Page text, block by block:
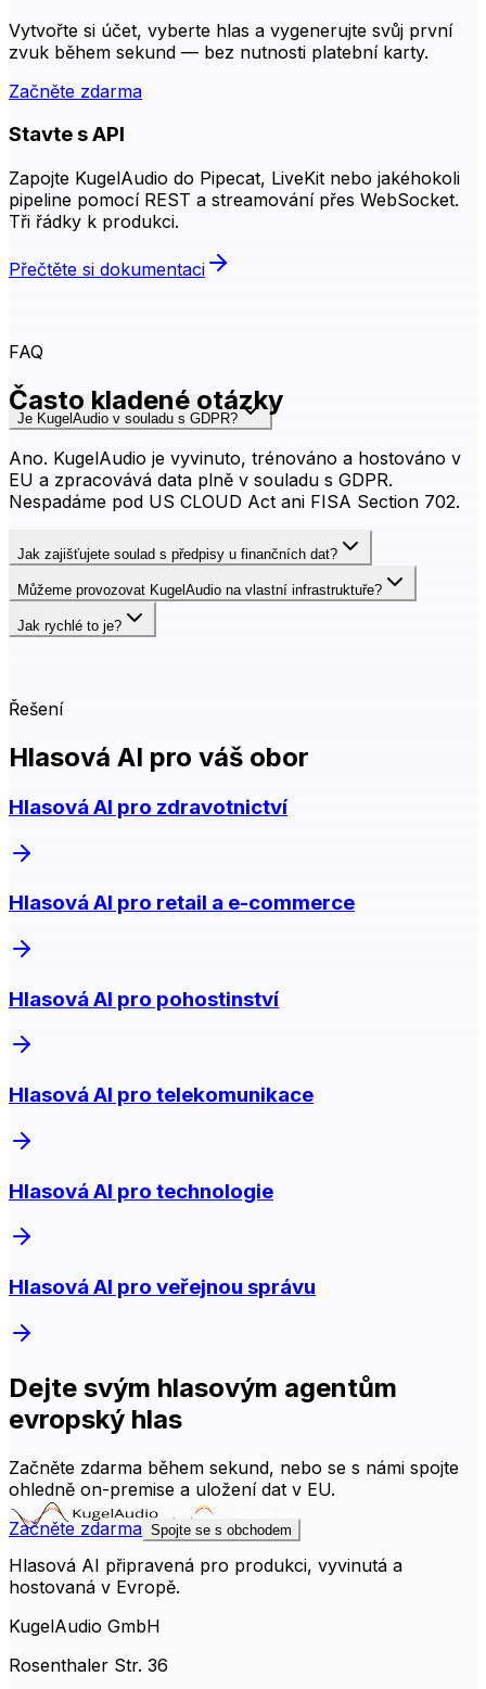
Vytvořte si účet, vyberte hlas a vygenerujte svůj první
zvuk během sekund — bez nutnosti platební karty.
Začněte zdarma
Stavte s API
Zapojte KugelAudio do Pipecat, LiveKit nebo jakéhokoli
pipeline pomocí REST a streamování přes WebSocket.
Tři řádky k produkci.
Přečtěte si dokumentaci
FAQ
Často kladené otázky
Je KugelAudio v souladu s GDPR?
Ano. KugelAudio je vyvinuto, trénováno a hostováno v
EU a zpracovává data plně v souladu s GDPR.
Nespadáme pod US CLOUD Act ani FISA Section 702.
Jak zajišťujete soulad s předpisy u finančních dat?
Můžeme provozovat KugelAudio na vlastní infrastruktuře?
Jak rychlé to je?
Řešení
Hlasová AI pro váš obor
Hlasová AI pro zdravotnictví
Hlasová AI pro retail a e-commerce
Hlasová AI pro pohostinství
Hlasová AI pro telekomunikace
Hlasová AI pro technologie
Hlasová AI pro veřejnou správu
Dejte svým hlasovým agentům
evropský hlas
Začněte zdarma během sekund, nebo se s námi spojte
ohledně on-premise a uložení dat v EU.
Začněte zdarma Spojte se s obchodem
Hlasová AI připravená pro produkci, vyvinutá a
hostovaná v Evropě.
KugelAudio GmbH
Rosenthaler Str. 36